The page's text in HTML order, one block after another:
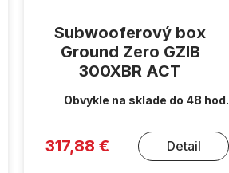
Subwooferový box
Ground Zero GZIB
300XBR ACT
Obvykle na sklade do 48 hod.
317,88 € Detail